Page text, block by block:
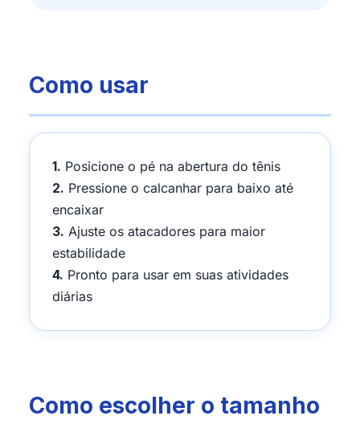
Como usar
1. Posicione o pé na abertura do tênis
2. Pressione o calcanhar para baixo até
encaixar
3. Ajuste os atacadores para maior
estabilidade
4. Pronto para usar em suas atividades
diárias
Como escolher o tamanho